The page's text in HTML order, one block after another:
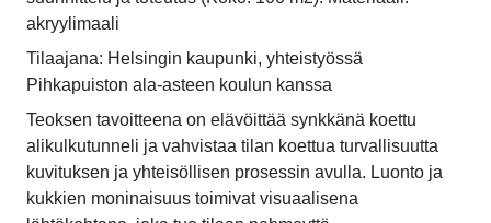
akryylimaali
Tilaajana: Helsingin kaupunki, yhteistyössä
Pihkapuiston ala-asteen koulun kanssa
Teoksen tavoitteena on elävöittää synkkänä koettu
alikulkutunneli ja vahvistaa tilan koettua turvallisuutta
kuvituksen ja yhteisöllisen prosessin avulla. Luonto ja
kukkien moninaisuus toimivat visuaalisena